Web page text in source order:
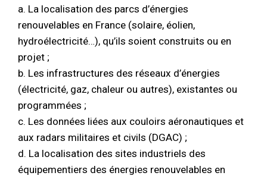
a. La localisation des parcs d’énergies
renouvelables en France (solaire, éolien,
hydroélectricité…), qu’ils soient construits ou en
projet ;
b. Les infrastructures des réseaux d’énergies
(électricité, gaz, chaleur ou autres), existantes ou
programmées ;
c. Les données liées aux couloirs aéronautiques et
aux radars militaires et civils (DGAC) ;
d. La localisation des sites industriels des
équipementiers des énergies renouvelables en